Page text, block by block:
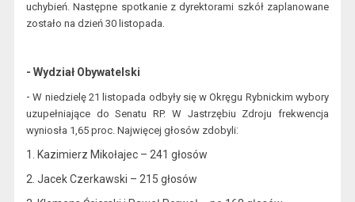
uchybień. Następne spotkanie z dyrektorami szkół zaplanowane
zostało na dzień 30 listopada
- Wydział Obywatelski
-W niedzielę 21 listopada odbyły się w Okręgu Rybnickim wybory
uzupełniające do Senatu RP. W Jastrzębiu Zdroju frekwencja
wyniosła 1,65 proc. Najwięcej głosów zdobyli:
1
. Kazimierz Mikołajec – 241 głosów
2. Jacek Czerkawski – 215 głosów